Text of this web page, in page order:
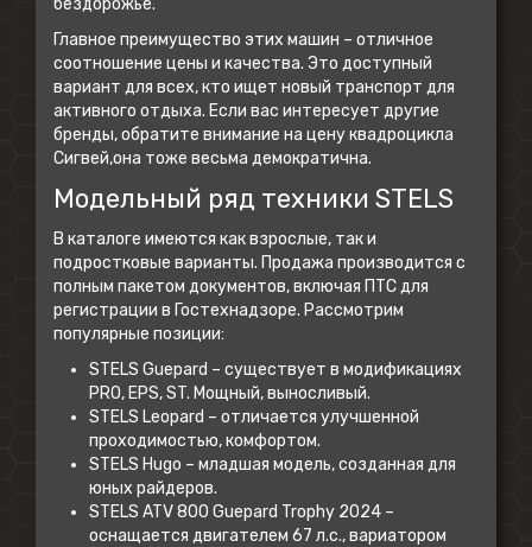
бездорожье.
Главное преимущество этих машин – отличное
соотношение цены и качества. Это доступный
вариант для всех, кто ищет новый транспорт для
активного отдыха. Если вас интересует другие
бренды, обратите внимание на цену квадроцикла
Сигвей,она тоже весьма демократична.
Модельный ряд техники STELS
В каталоге имеются как взрослые, так и
подростковые варианты. Продажа производится с
полным пакетом документов, включая ПТС для
регистрации в Гостехнадзоре. Рассмотрим
популярные позиции:
STELS Guepard – существует в модификациях
PRO, EPS, ST. Мощный, выносливый.
STELS Leopard – отличается улучшенной
проходимостью, комфортом.
STELS Hugo – младшая модель, созданная для
юных райдеров.
STELS ATV 800 Guepard Trophy 2024 –
оснащается двигателем 67 л.с., вариатором